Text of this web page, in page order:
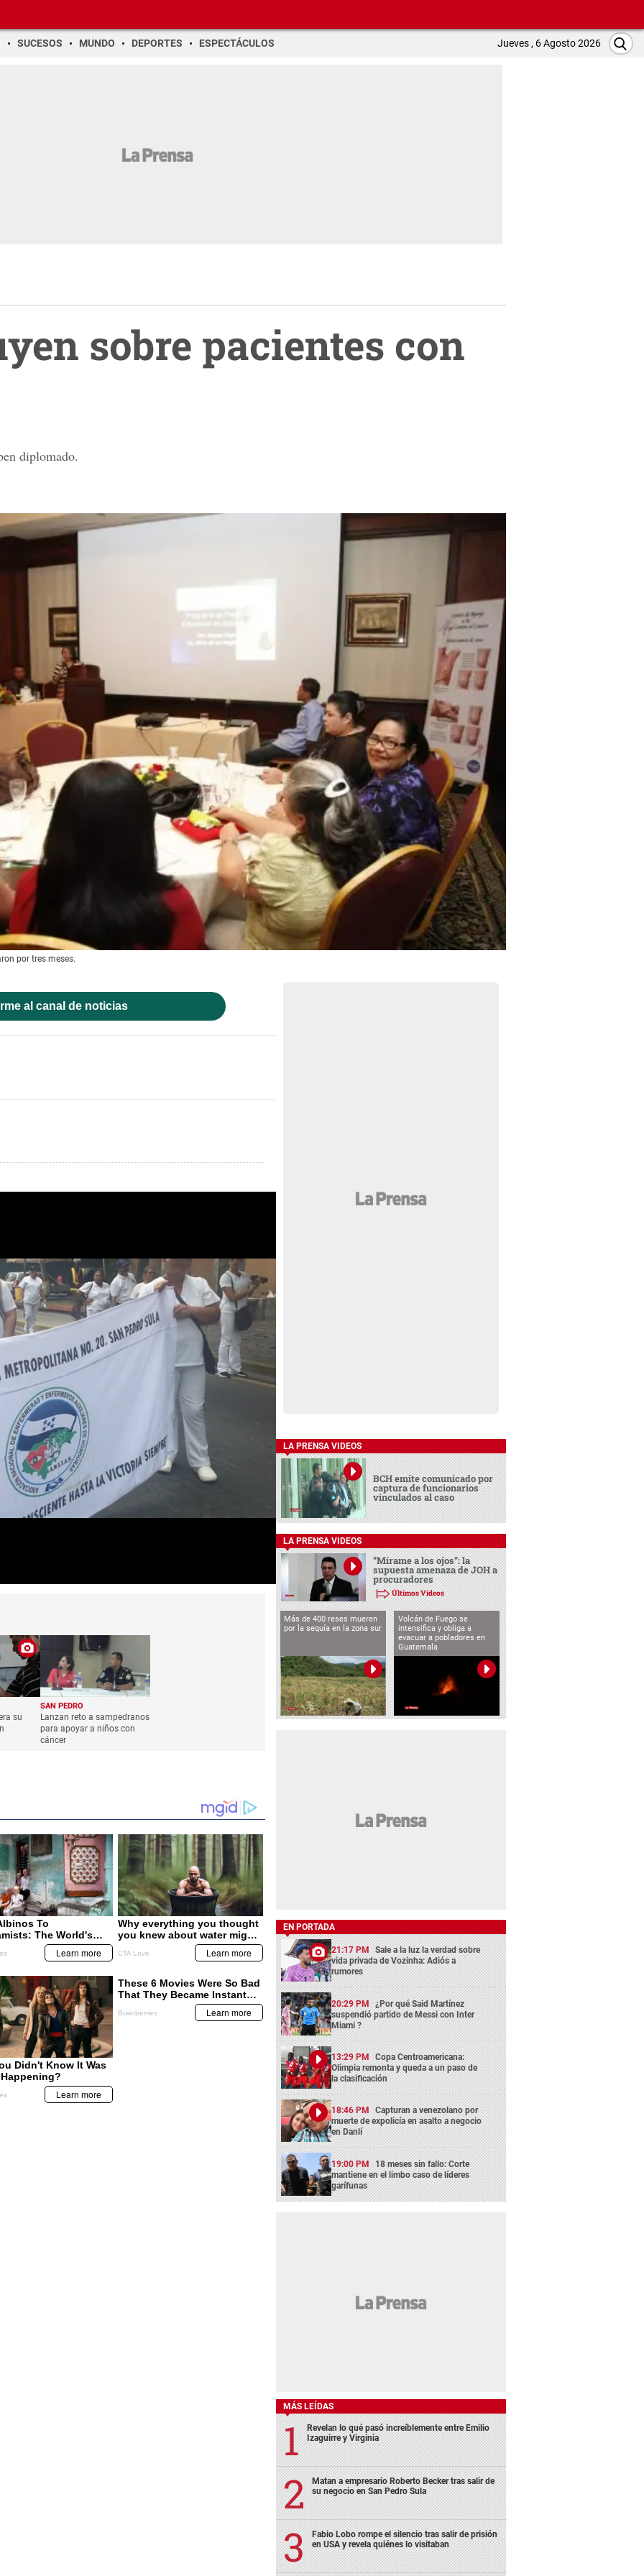
SUCESOS MUNDO DEPORTES ESPECTÁCULOS Jueves , 6 Agosto 2026
sobre pacientes con
diplomado.
por tres meses.
al canal de noticias
su
SAN PEDRO
Lanzan reto a sampedranos
para apoyar a niños con
cáncer
LA PRENSA VIDEOS
BCH emite comunicado por
captura de funcionarios
vinculados al caso
LA PRENSA VIDEOS
“Mírame a los ojos”: la
supuesta amenaza de JOH a
procuradores
Últimos Videos
Más de 400 reses mueren
por la sequía en la zona sur
Volcán de Fuego se
intensifica y obliga a
evacuar a pobladores en
Guatemala
EN PORTADA
21:17 PM Sale a la luz la verdad sobre
vida privada de Vozinha: Adiós a
rumores
20:29 PM ¿Por qué Said Martínez
suspendió partido de Messi con Inter
Miami ?
13:29 PM Copa Centroamericana:
Olimpia remonta y queda a un paso de
la clasificación
18:46 PM Capturan a venezolano por
muerte de expolicía en asalto a negocio
en Danlí
19:00 PM 18 meses sin fallo: Corte
mantiene en el limbo caso de líderes
garífunas
MÁS LEÍDAS
Revelan lo qué pasó increíblemente entre Emilio
Izaguirre y Virginia
Matan a empresario Roberto Becker tras salir de
su negocio en San Pedro Sula
Fabio Lobo rompe el silencio tras salir de prisión
en USA y revela quiénes lo visitaban